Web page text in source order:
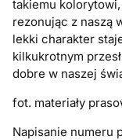
takiemu kolorytowi,
rezonując z naszą
lekki charakter
kilkukrotnym
dobre w naszej
fot. materiały
Napisanie numeru